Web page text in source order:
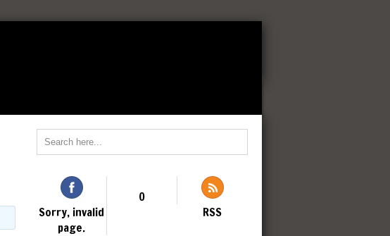
Sorry, invalid
page.
0
RSS